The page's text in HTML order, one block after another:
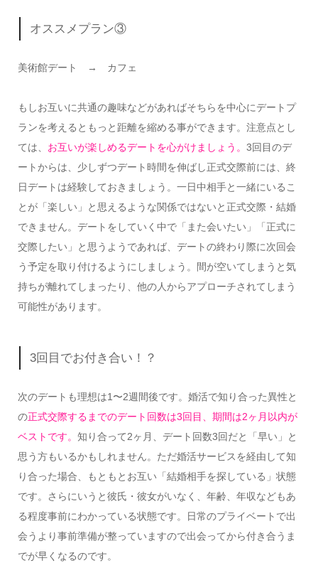
オススメプラン③
美術館デート → カフェ
もしお互いに共通の趣味などがあればそちらを中心にデートプ
ランを考えるともっと距離を縮める事ができます。注意点とし
ては、 お互いが楽しめるデートを心がけましょう。 3回目のデ
ートからは、少しずつデート時間を伸ばし正式交際前には、終
日デートは経験しておきましょう。一日中相手と一緒にいるこ
とが「楽しい」と思えるような関係ではないと正式交際・結婚
できません。デートをしていく中で「また会いたい」「正式に
交際したい」と思うようであれば、デートの終わり際に次回会
う予定を取り付けるようにしましょう。間が空いてしまうと気
持ちが離れてしまったり、他の人からアプローチされてしまう
可能性があります。
3回目でお付き合い！？
次のデートも理想は1〜2週間後です。婚活で知り合った異性と
の正式交際するまでのデート回数は3回目、期間は2ヶ月以内が
ベストです。 知り合って2ヶ月、デート回数3回だと「早い」と
思う方もいるかもしれません。ただ婚活サービスを経由して知
り合った場合、もともとお互い「結婚相手を探している」状態
です。さらにいうと彼氏・彼女がいなく、年齢、年収などもあ
る程度事前にわかっている状態です。日常のプライベートで出
会うより事前準備が整っていますので出会ってから付き合うま
でが早くなるのです。